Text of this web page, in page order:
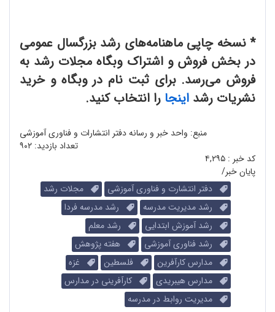
* نسخه چاپی ماهنامه‌های رشد بزرگسال عمومی
در بخش فروش و اشتراک وبگاه مجلات رشد به
فروش می‌رسد. برای ثبت نام در وبگاه و خرید
نشریات رشد اینجا را انتخاب کنید.
منبع: واحد خبر و رسانه دفتر انتشارات و فناوری آموزشی
تعداد بازدید: ۹۰۲
کد خبر : ۴,۲۹۵
پایان خبر/
دفتر انتشارت و فناوری آموزشی
مجلات رشد
رشد مدیریت مدرسه
رشد مدرسه فردا
رشد آموزش ابتدایی
رشد معلم
رشد فناوری آموزشی
هفته پژوهش
مدارس کارآفرین
فلسطین
غزه
مدارس هیبریدی
کارآفرینی در مدارس
مدیریت روابط در مدرسه